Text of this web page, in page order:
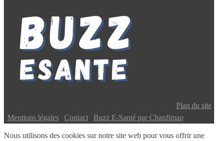
Plan du site
Mentions légales Contact Buzz E-Santé par Chanfimao
Nous utilisons des cookies sur notre site web pour vous offrir une